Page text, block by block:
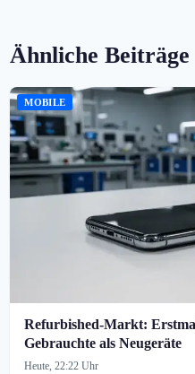
Ähnliche Beiträge
MOBILE
Refurbished-Markt:
Gebrauchte als Neugeräte
Heute, 22:22 Uhr